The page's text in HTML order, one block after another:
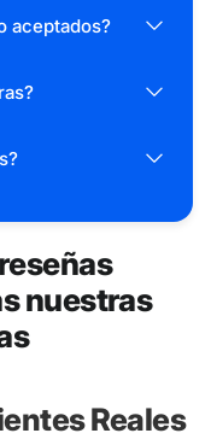
aceptados?
nuestras
Reales